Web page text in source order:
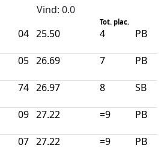
Vind: 0.0
Tot. plac.
04 25.50 4 PB
05 26.69 7 PB
74 26.97 8 SB
09 27.22 =9 PB
07 27.22 =9 PB